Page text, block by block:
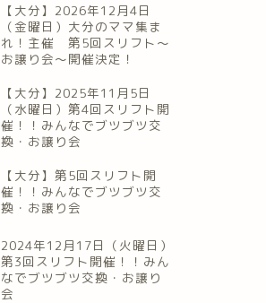
【大分】2026年12月4日
（金曜日）大分のママ集ま
れ！主催 第5回スリフト〜
お譲り会〜開催決定！
【大分】2025年11月5日
（水曜日）第4回スリフト開
催！！みんなでブツブツ交
換・お譲り会
【大分】第5回スリフト開
催！！みんなでブツブツ交
換・お譲り会
2024年12月17日（火曜日）
第3回スリフト開催！！みん
なでブツブツ交換・お譲り
会